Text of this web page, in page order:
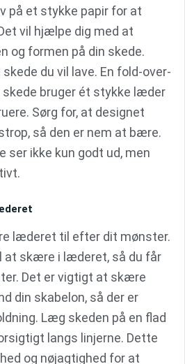
på et stykke papir for at
vil hjælpe dig med at
og formen på din skede.
du vil lave. En fold-over-
skede bruger ét stykke læder
Sørg for, at designet
så den er nem at bære.
ser ikke kun godt ud, men
læderet til efter dit mønster.
at skære i læderet, så du får
Det er vigtigt at skære
din skabelon, så der er
Læg skeden på en flad
langs linjerne. Dette
og nøjagtighed for at